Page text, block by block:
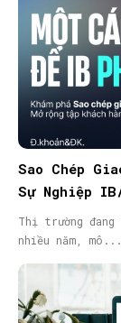
Sao Chép
Sự Nghiệp
Thị trường đang
nhiều năm, mô...